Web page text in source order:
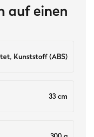
auf einen
Kunststoff (ABS)
33 cm